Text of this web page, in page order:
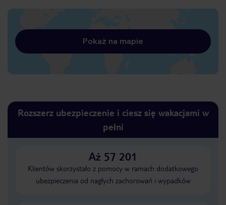
Pokaż na mapie
Rozszerz ubezpieczenie i ciesz się wakacjami w
pełni
Aż 57 201
Klientów skorzystało z pomocy w ramach dodatkowego
ubezpieczenia od nagłych zachorowań i wypadków